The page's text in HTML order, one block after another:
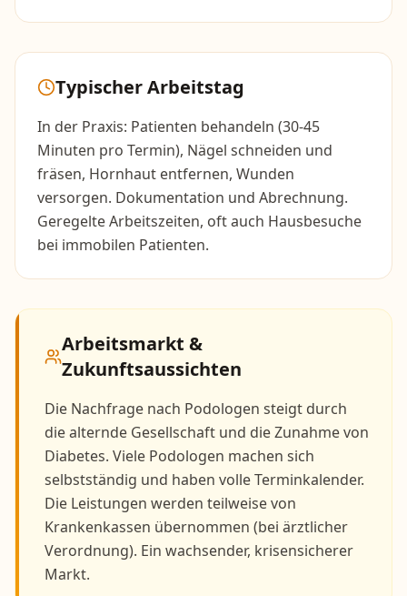
Typischer Arbeitstag
In der Praxis: Patienten behandeln (30-45
Minuten pro Termin), Nägel schneiden und
fräsen, Hornhaut entfernen, Wunden
versorgen. Dokumentation und Abrechnung.
Geregelte Arbeitszeiten, oft auch Hausbesuche
bei immobilen Patienten.
Arbeitsmarkt &
Zukunftsaussichten
Die Nachfrage nach Podologen steigt durch
die alternde Gesellschaft und die Zunahme von
Diabetes. Viele Podologen machen sich
selbstständig und haben volle Terminkalender.
Die Leistungen werden teilweise von
Krankenkassen übernommen (bei ärztlicher
Verordnung). Ein wachsender, krisensicherer
Markt.